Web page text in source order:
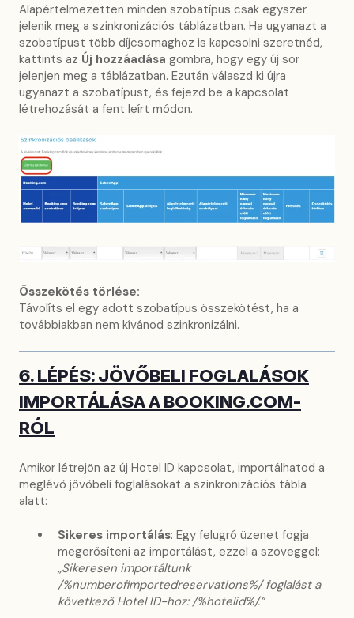
Alapértelmezetten minden szobatípus csak egyszer
jelenik meg a szinkronizációs táblázatban. Ha ugyanazt a
szobatípust több díjcsomaghoz is kapcsolni szeretnéd,
kattints az Új hozzáadása gombra, hogy egy új sor
jelenjen meg a táblázatban. Ezután válaszd ki újra
ugyanazt a szobatípust, és fejezd be a kapcsolat
létrehozását a fent leírt módon.
Összekötés törlése:
Távolíts el egy adott szobatípus összekötést, ha a
továbbiakban nem kívánod szinkronizálni.
6. LÉPÉS: JÖVŐBELI FOGLALÁSOK
IMPORTÁLÁSA A BOOKING.COM-
RÓL
Amikor létrejön az új Hotel ID kapcsolat, importálhatod a
meglévő jövőbeli foglalásokat a szinkronizációs tábla
alatt:
Sikeres importálás: Egy felugró üzenet fogja
megerősíteni az importálást, ezzel a szöveggel:
„Sikeresen importáltunk
/%numberofimportedreservations%/ foglalást a
következő Hotel ID-hoz: /%hotelid%/.”